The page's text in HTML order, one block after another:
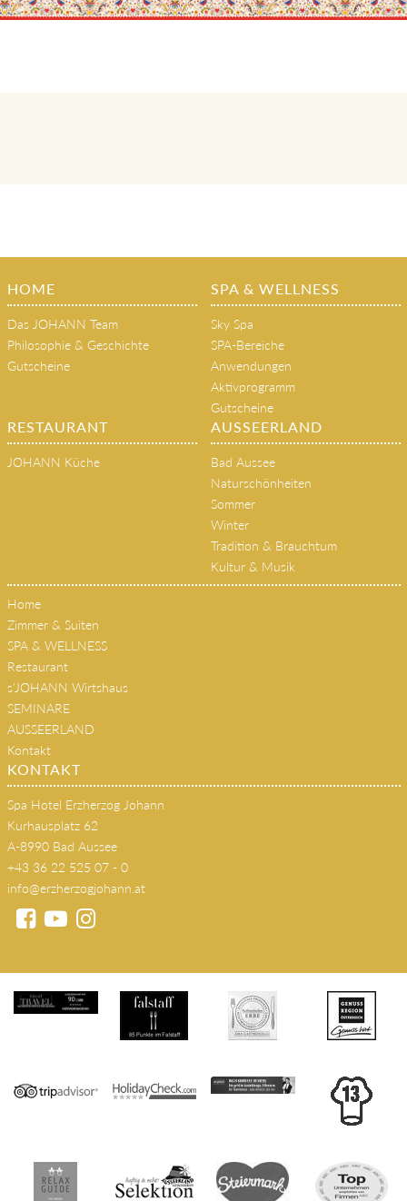
HOME
Das JOHANN Team
Philosophie & Geschichte
Gutscheine
SPA & WELLNESS
Sky Spa
SPA-Bereiche
Anwendungen
Aktivprogramm
Gutscheine
RESTAURANT
JOHANN Küche
AUSSEERLAND
Bad Aussee
Naturschönheiten
Sommer
Winter
Tradition & Brauchtum
Kultur & Musik
Home
Zimmer & Suiten
SPA & WELLNESS
Restaurant
s'JOHANN Wirtshaus
SEMINARE
AUSSEERLAND
Kontakt
KONTAKT
Spa Hotel Erzherzog Johann
Kurhausplatz 62
A-8990 Bad Aussee
+43 36 22 525 07 - 0
info@erzherzogjohann.at